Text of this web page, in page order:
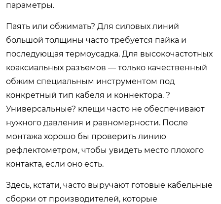
параметры.
Паять или обжимать? Для силовых линий
большой толщины часто требуется пайка и
последующая термоусадка. Для высокочастотных
коаксиальных разъемов — только качественный
обжим специальным инструментом под
конкретный тип кабеля и коннектора. ?
Универсальные? клещи часто не обеспечивают
нужного давления и равномерности. После
монтажа хорошо бы проверить линию
рефлектометром, чтобы увидеть место плохого
контакта, если оно есть.
Здесь, кстати, часто выручают готовые кабельные
сборки от производителей, которые